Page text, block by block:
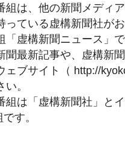
組は、他の新聞メディ
っている虚構新聞社が
「虚構新聞ニュース」
聞最新記事や、虚構新
ェブサイト（ http://
い。
組は「虚構新聞社」と
す。